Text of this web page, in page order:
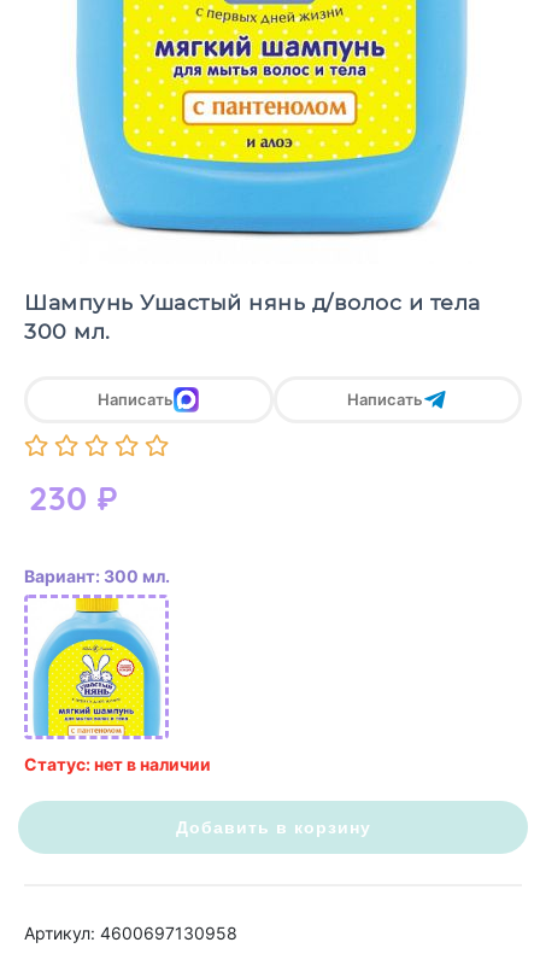
Шампунь Ушастый нянь д/волос и тела
300 мл.
230 ₽
Написать Написать
Вариант: 300 мл.
Статус: нет в наличии
Добавить в корзину
Артикул: 4600697130958